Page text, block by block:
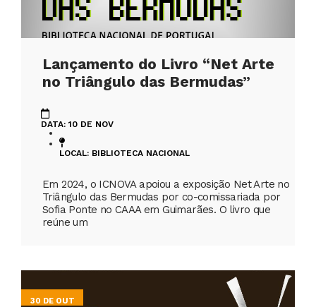
Lançamento do Livro “Net Arte
no Triângulo das Bermudas”
DATA: 10 DE NOV
LOCAL: BIBLIOTECA NACIONAL
Em 2024, o ICNOVA apoiou a exposição Net Arte no
Triângulo das Bermudas por co-comissariada por
Sofia Ponte no CAAA em Guimarães. O livro que
reúne um
30 DE OUT